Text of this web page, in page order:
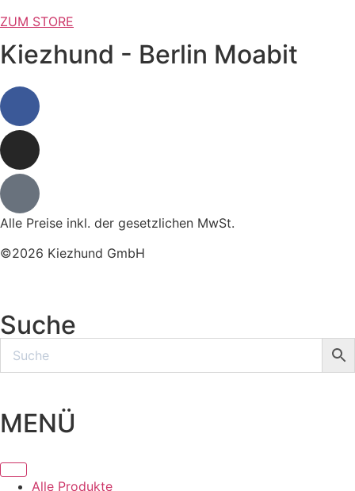
ZUM STORE
Kiezhund - Berlin Moabit
Alle Preise inkl. der gesetzlichen MwSt.
©2026 Kiezhund GmbH
Suche
MENÜ
Alle Produkte